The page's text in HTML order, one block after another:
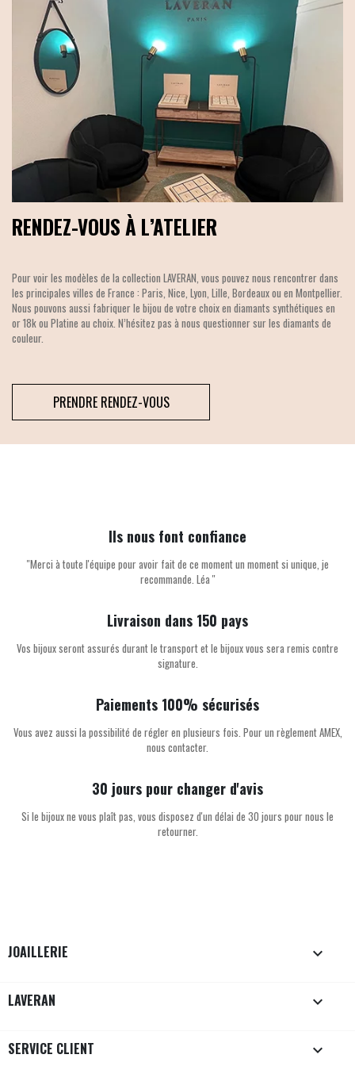
RENDEZ-VOUS À L’ATELIER
Pour voir les modèles de la collection LAVERAN, vous pouvez nous rencontrer dans
les principales villes de France : Paris, Nice, Lyon, Lille, Bordeaux ou en Montpellier.
Nous pouvons aussi fabriquer le bijou de votre choix en diamants synthétiques en
or 18k ou Platine au choix. N’hésitez pas à nous questionner sur les diamants de
couleur.
PRENDRE RENDEZ-VOUS
Ils nous font confiance
''Merci à toute l'équipe pour avoir fait de ce moment un moment si unique, je
recommande. Léa ''
Livraison dans 150 pays
Vos bijoux seront assurés durant le transport et le bijoux vous sera remis contre
signature.
Paiements 100% sécurisés
Vous avez aussi la possibilité de régler en plusieurs fois. Pour un règlement AMEX,
nous contacter.
30 jours pour changer d'avis
Si le bijoux ne vous plaît pas, vous disposez d'un délai de 30 jours pour nous le
retourner.
JOAILLERIE 
LAVERAN 
SERVICE CLIENT 